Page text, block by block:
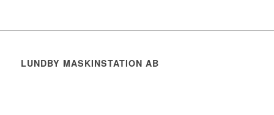
LUNDBY MASKINSTATION AB